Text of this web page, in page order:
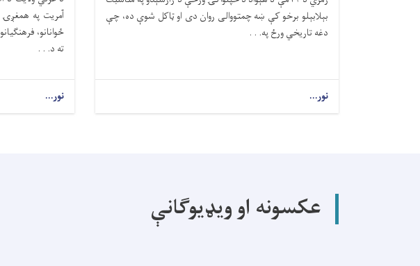
بېلابېلو برخو کې ښه چمتووالی روان دی او ټاکل شوې ده، چې
دغه تاریخي ورځ په. . .
نور...
آمریت په
ځوانانو،
ته د. . .
نور...
عکسونه او ویډیوګانې